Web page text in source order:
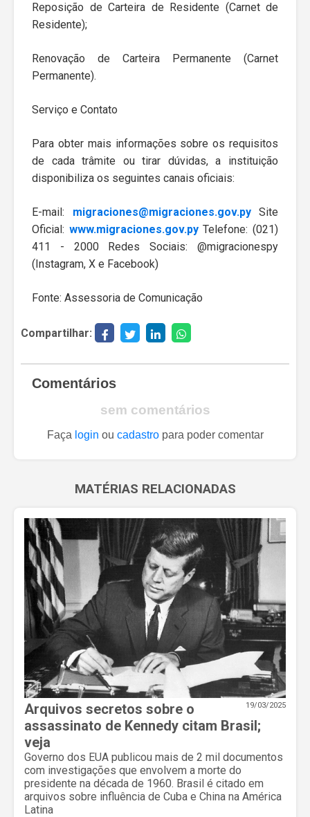
Reposição de Carteira de Residente (Carnet de
Residente);
Renovação de Carteira Permanente (Carnet
Permanente).
Serviço e Contato
Para obter mais informações sobre os requisitos
de cada trâmite ou tirar dúvidas, a instituição
disponibiliza os seguintes canais oficiais:
E-mail: migraciones@migraciones.gov.pySite
Oficial: www.migraciones.gov.pyTelefone: (021)
411 - 2000 Redes Sociais: @migracionespy
(Instagram, X e Facebook)
Fonte: Assessoria de Comunicação
Compartilhar:
Comentários
sem comentários
Faça login ou cadastropara poder comentar
MATÉRIAS RELACIONADAS
19/03/2025
Arquivos secretos sobre o
assassinato de Kennedy citam Brasil;
veja
Governo dos EUA publicou mais de 2 mil documentos
com investigações que envolvem a morte do
presidente na década de 1960. Brasil é citado em
arquivos sobre influência de Cuba e China na América
Latina